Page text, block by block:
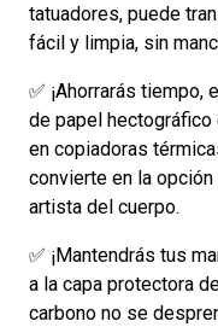
tatuadores, puede
fácil y limpia, sin
✅ ¡Ahorrarás
de papel
en copiadoras
convierte en la
artista del cuerpo.
✅ ¡Mantendrás tus
a la capa protectora
carbono no se